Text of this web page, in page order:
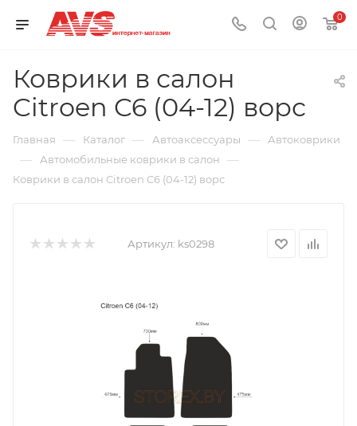
0
Коврики в салон
Citroen C6 (04-12) ворс
Главная — Каталог — Автоаксессуары — Автоковрики
— Автомобильные коврики в салон —
Коврики в салон Citroen C6 (04-12) ворс
Артикул: ks0298